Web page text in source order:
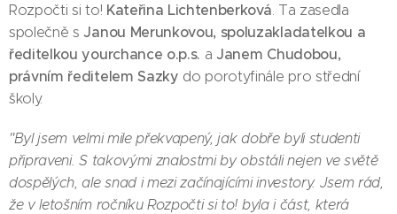
Rozpočti si to! Kateřina Lichtenberková. Ta zasedla
společně s Janou Merunkovou, spoluzakladatelkou a
ředitelkou yourchance o.p.s. a Janem Chudobou,
právním ředitelem Sazky do porotyfinále pro střední
školy.
"Byl jsem velmi mile překvapený, jak dobře byli studenti
připraveni. S takovými znalostmi by obstáli nejen ve světě
dospělých, ale snad i mezi začínajícími investory. Jsem rád,
že v letošním ročníku Rozpočti si to! byla i část, která